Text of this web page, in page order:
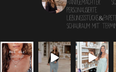
Handgemachter
personalisierte
Schauraum mit